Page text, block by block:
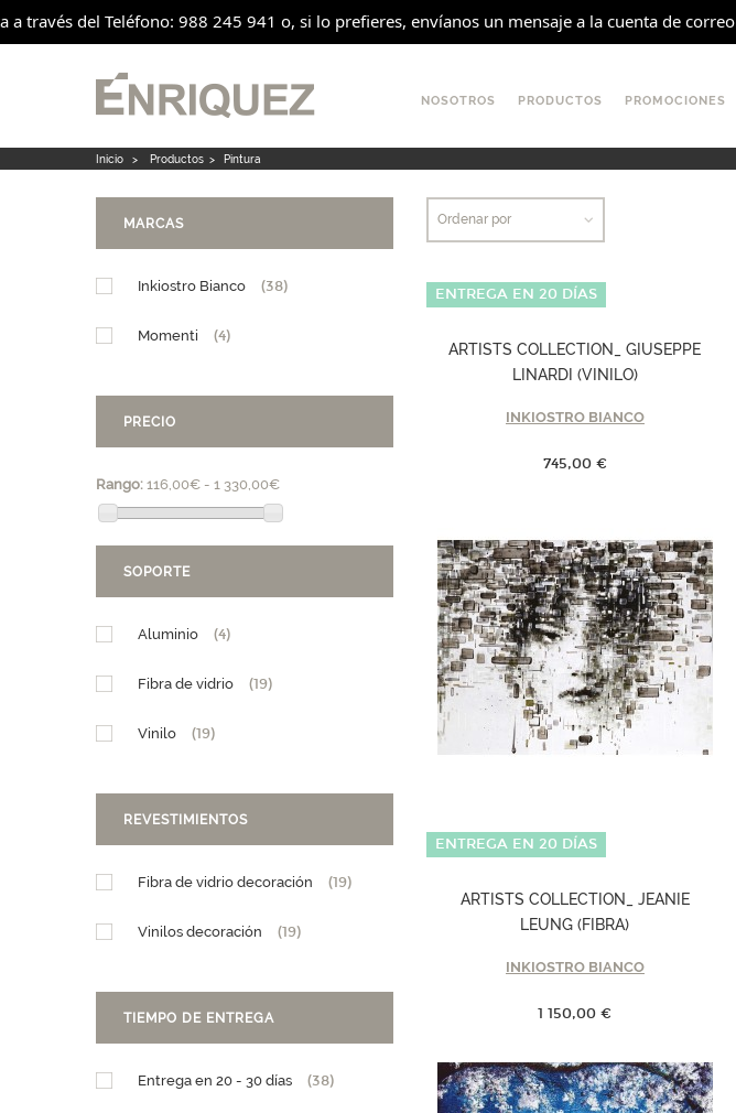
del Teléfono: 988 245 941 o, si lo prefieres, envíanos un mensaje a la cuenta de correo
NOSOTROS PRODUCTOS PROMOCIONES
Inicio > Productos > Pintura
MARCAS
Inkiostro Bianco (38)
Momenti (4)
PRECIO
Rango: 116,00€ - 1 330,00€
SOPORTE
Aluminio (4)
Fibra de vidrio (19)
Vinilo (19)
REVESTIMIENTOS
Fibra de vidrio decoración (19)
Vinilos decoración (19)
TIEMPO DE ENTREGA
Entrega en 20 - 30 días (38)
Ordenar por
ENTREGA EN 20 DÍAS
ARTISTS COLLECTION_ GIUSEPPE
LINARDI (VINILO)
INKIOSTRO BIANCO
745,00 €
ENTREGA EN 20 DÍAS
ARTISTS COLLECTION_ JEANIE
LEUNG (FIBRA)
INKIOSTRO BIANCO
1 150,00 €